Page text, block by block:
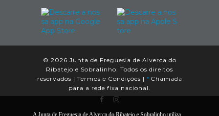
© 2026 Junta de Freguesia de Alverca do
Ribatejo e Sobralinho. Todos os direitos
reservados | Termos e Condições | * Chamada
para a rede fixa nacional.
A Junta de Freguesia de Alverca do Ribatejo e Sobralinho utiliza